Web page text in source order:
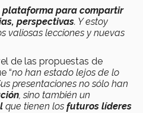
plataforma para compartir
perspectivas. Y estoy
valiosas lecciones y nuevas
de las propuestas de
“no han estado lejos de lo
presentaciones no sólo han
, sino también un
que tienen los futuros líderes